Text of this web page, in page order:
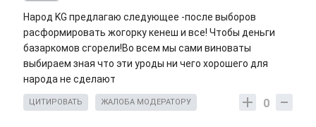
Народ KG предлагаю следующее -после выборов
расформировать жогорку кенеш и все! Чтобы деньги
базаркомов сгорели!Во всем мы сами виноваты
выбираем зная что эти уроды ни чего хорошего для
народа не сделают
0
ЦИТИРОВАТЬ ЖАЛОБА МОДЕРАТОРУ